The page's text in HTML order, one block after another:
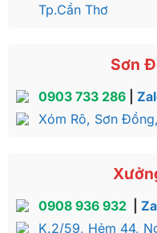
Tp.Cần Thơ
Sơn
0903 733 286|
Xóm Rô, Sơn
0908 936 932
K.2/59, Hẻm 44,